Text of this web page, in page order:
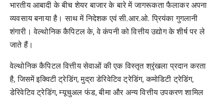
भारतीय आबादी के बीच शेयर बाजार के बारे में जागरूकता फैलाकर अपना
व्यवसाय बनाया है। साथ में निदेशक एवं सी.आर.ओ. प्रियंका गुगलानी
शंगारी। वेल्थोनिक कैपिटल के, वे कंपनी को वित्तीय उद्योग के शीर्ष पर ले
जाते हैं।
वेल्थोनिक कैपिटल वित्तीय सेवाओं की एक विस्तृत श्रृंखला प्रदान करता
है, जिसमें इक्विटी ट्रेडिंग, मुद्रा डेरिवेटिव ट्रेडिंग, कमोडिटी ट्रेडिंग,
डेरिवेटिव ट्रेडिंग, म्यूचुअल फंड, बीमा और अन्य वित्तीय उपकरण शामिल